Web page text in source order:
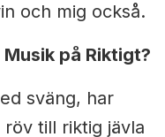
och mig också.
på Riktigt?
sväng, har
till riktig jävla